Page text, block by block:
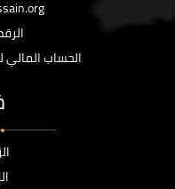
الحساب المالي